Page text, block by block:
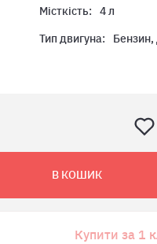
Місткість:
4 л
Тип двигуна:
В КОШИК
Купити за 1